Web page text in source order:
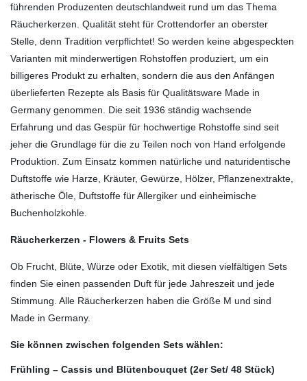
führenden Produzenten deutschlandweit rund um das Thema
Räucherkerzen. Qualität steht für Crottendorfer an oberster
Stelle, denn Tradition verpflichtet! So werden keine abgespeckten
Varianten mit minderwertigen Rohstoffen produziert, um ein
billigeres Produkt zu erhalten, sondern die aus den Anfängen
überlieferten Rezepte als Basis für Qualitätsware Made in
Germany genommen. Die seit 1936 ständig wachsende
Erfahrung und das Gespür für hochwertige Rohstoffe sind seit
jeher die Grundlage für die zu Teilen noch von Hand erfolgende
Produktion. Zum Einsatz kommen natürliche und naturidentische
Duftstoffe wie Harze, Kräuter, Gewürze, Hölzer, Pflanzenextrakte,
ätherische Öle, Duftstoffe für Allergiker und einheimische
Buchenholzkohle.
Räucherkerzen - Flowers & Fruits Sets
Ob Frucht, Blüte, Würze oder Exotik, mit diesen vielfältigen Sets
finden Sie einen passenden Duft für jede Jahreszeit und jede
Stimmung. Alle Räucherkerzen haben die Größe M und sind
Made in Germany.
Sie können zwischen folgenden Sets wählen:
Frühling – Cassis und Blütenbouquet (2er Set/ 48 Stück)